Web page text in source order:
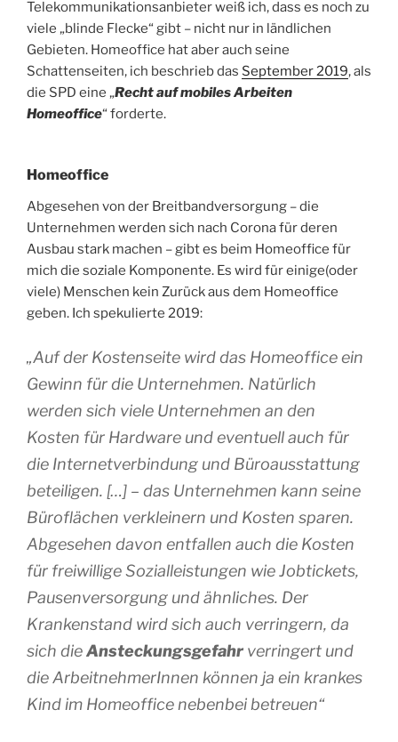
Telekommunikationsanbieter weiß ich, dass es noch zu
viele „blinde Flecke“ gibt – nicht nur in ländlichen
Gebieten. Homeoffice hat aber auch seine
Schattenseiten, ich beschrieb das September 2019, als
die SPD eine „Recht auf mobiles Arbeiten
Homeoffice“ forderte.
Homeoffice
Abgesehen von der Breitbandversorgung – die
Unternehmen werden sich nach Corona für deren
Ausbau stark machen – gibt es beim Homeoffice für
mich die soziale Komponente. Es wird für einige(oder
viele) Menschen kein Zurück aus dem Homeoffice
geben. Ich spekulierte 2019:
„Auf der Kostenseite wird das Homeoffice ein
Gewinn für die Unternehmen. Natürlich
werden sich viele Unternehmen an den
Kosten für Hardware und eventuell auch für
die Internetverbindung und Büroausstattung
beteiligen. […] – das Unternehmen kann seine
Büroflächen verkleinern und Kosten sparen.
Abgesehen davon entfallen auch die Kosten
für freiwillige Sozialleistungen wie Jobtickets,
Pausenversorgung und ähnliches. Der
Krankenstand wird sich auch verringern, da
sich dieAnsteckungsgefahr verringert und
die ArbeitnehmerInnen können ja ein krankes
Kind im Homeoffice nebenbei betreuen“